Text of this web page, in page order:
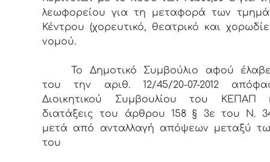
λεωφορείου για τη μεταφορά των
Κέντρου (χορευτικό, θεατρικό και
νομού.
Το Δημοτικό Συμβούλιο αφού
του την αριθ. 12/45/20-07-2012
Διοικητικού Συμβουλίου του ΚΕΠΑΠ
διατάξεις του άρθρου 158 § 3ε του Ν.
μετά από ανταλλαγή απόψεων μεταξύ
του